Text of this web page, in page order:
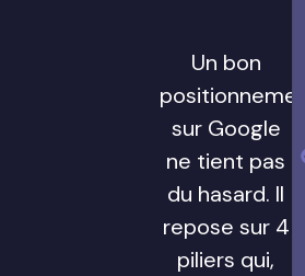
Un bon
positionnement
sur Google
ne tient pas
du hasard. Il
repose sur 4
piliers qui,